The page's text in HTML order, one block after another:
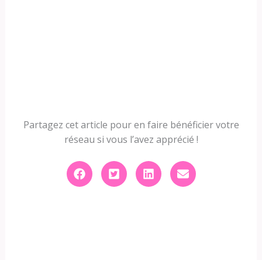
Partagez cet article pour en faire bénéficier votre
réseau si vous l’avez apprécié !